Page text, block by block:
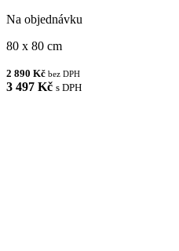
Na objednávku
80 x 80 cm
2 890 Kč bez DPH
3 497 Kč s DPH